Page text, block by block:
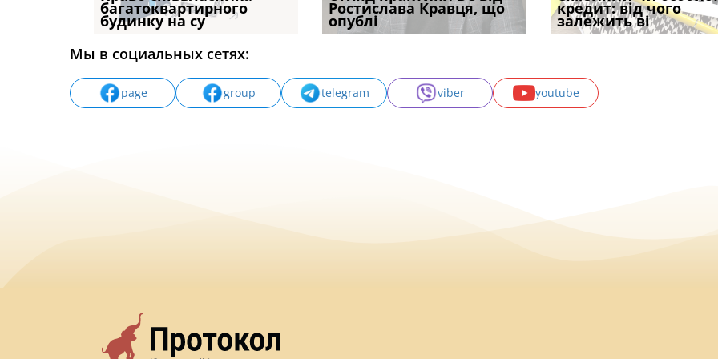
багатоквартирного
будинку на су
відшкодування шкоди
наявніс
проставляється
апостиль: пер
де технології вже
замінюють
Ростислава Кравця, що
опублі
за статтею 369-2
Кримінального
печатка у 2026 році:
правила засто
кредит: від чого
залежить ві
підтвердив, що
може скас
Мы в социальных сетях:
page group telegram viber youtube